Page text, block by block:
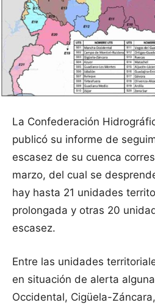
La Confederación
publicó su informe de
escasez de su cuenca
marzo, del cual se
hay hasta 21 unidades
prolongada y otras 20
escasez.
Entre las unidades
en situación de alerta
Occidental, Cigüela-